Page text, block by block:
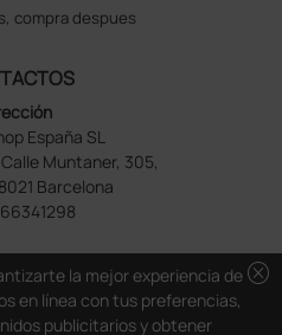
compra despues
España SL
Muntaner, 305,
Barcelona
cancel
la mejor experiencia de
en línea con tus preferencias,
publicitarios y obtener